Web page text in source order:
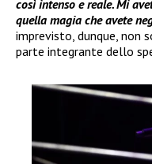
così intenso e reale. Mi
quella magia che avete
imprevisto, dunque,
parte integrante dello